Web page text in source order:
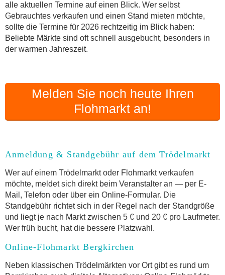
Aktuelle Flohmarkt-Termine für Bergkirchen und
Umgebung
Kleinanzeigen Bergkirchen als Alternative zum
Trödelmarkt
Flohmarkt-Termin melden
alle aktuellen Termine auf einen Blick. Wer selbst
Gebrauchtes verkaufen und einen Stand mieten möchte,
sollte die Termine für 2026 rechtzeitig im Blick haben:
Beliebte Märkte sind oft schnell ausgebucht, besonders in
der warmen Jahreszeit.
Melden Sie noch heute Ihren
Flohmarkt an!
Anmeldung & Standgebühr auf dem Trödelmarkt
Wer auf einem Trödelmarkt oder Flohmarkt verkaufen
möchte, meldet sich direkt beim Veranstalter an — per E-
Mail, Telefon oder über ein Online-Formular. Die
Standgebühr richtet sich in der Regel nach der Standgröße
und liegt je nach Markt zwischen 5 € und 20 € pro Laufmeter.
Wer früh bucht, hat die bessere Platzwahl.
Online-Flohmarkt Bergkirchen
Neben klassischen Trödelmärkten vor Ort gibt es rund um